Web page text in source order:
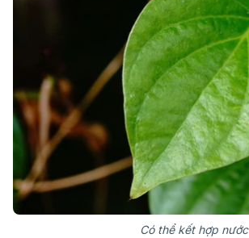
Có thể kết hợp